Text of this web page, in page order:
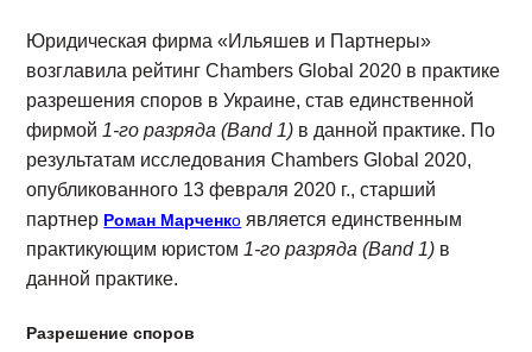
Юридическая фирма «Ильяшев и Партнеры»
возглавила рейтинг Chambers Global 2020 в практике
разрешения споров в Украине, став единственной
фирмой 1-го разряда (Band 1) в данной практике. По
результатам исследования Chambers Global 2020,
опубликованного 13 февраля 2020 г., старший
партнер Роман Марченко является единственным
практикующим юристом 1-го разряда (Band 1) в
данной практике.
Разрешение споров